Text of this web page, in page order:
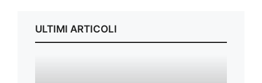
ULTIMI ARTICOLI